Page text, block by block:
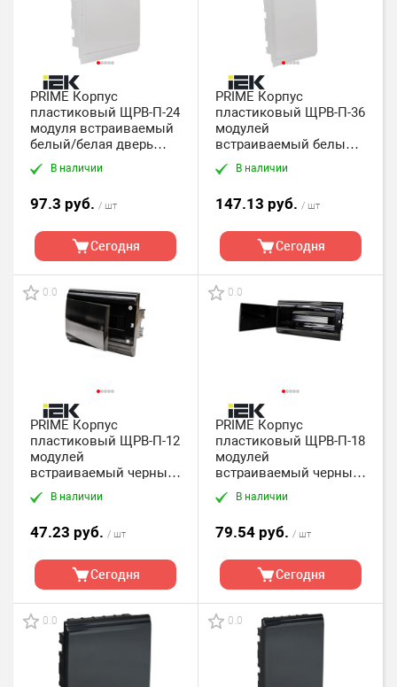
PRIME Корпус
пластиковый ЩРВ-П-24
модуля встраиваемый
белый/белая дверь
IP41 IEK
В наличии
97.3 руб. / шт
Сегодня
PRIME Корпус
пластиковый ЩРВ-П-36
модулей
встраиваемый белый/
белая дверь IP41 IEK
В наличии
147.13 руб. / шт
Сегодня
0.0
PRIME Корпус
пластиковый ЩРВ-П-12
модулей
встраиваемый черный
IP41 IEK
В наличии
47.23 руб. / шт
Сегодня
0.0
PRIME Корпус
пластиковый ЩРВ-П-18
модулей
встраиваемый черный
IP41 IEK
В наличии
79.54 руб. / шт
Сегодня
0.0 0.0